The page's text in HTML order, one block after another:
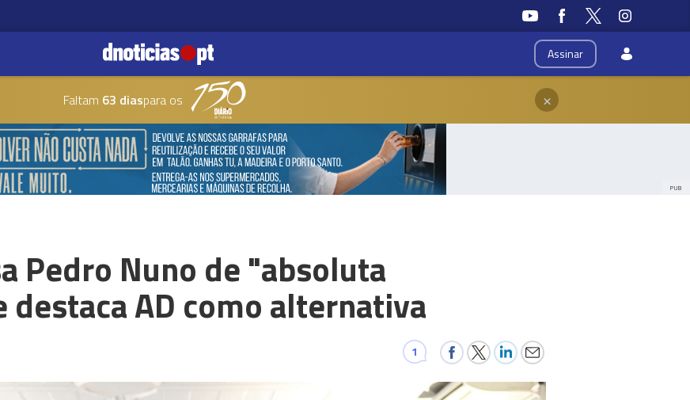
Assinar
Faltam 63 diaspara os ×
PUB
Pedro Nuno de "absoluta
destaca AD como alternativa
1